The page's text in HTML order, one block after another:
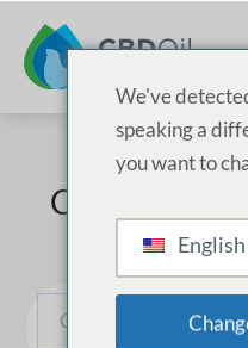
Comment
We've
speaking a
you want to
English